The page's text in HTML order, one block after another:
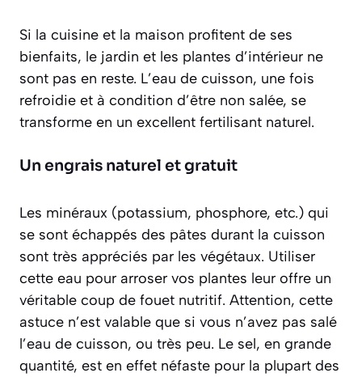
Si la cuisine et la maison profitent de ses
bienfaits, le jardin et les plantes d’intérieur ne
sont pas en reste. L’eau de cuisson, une fois
refroidie et à condition d’être non salée, se
transforme en un excellent fertilisant naturel.
Un engrais naturel et gratuit
Les minéraux (potassium, phosphore, etc.) qui
se sont échappés des pâtes durant la cuisson
sont très appréciés par les végétaux. Utiliser
cette eau pour arroser vos plantes leur offre un
véritable coup de fouet nutritif. Attention, cette
astuce n’est valable que si vous n’avez pas salé
l’eau de cuisson, ou très peu. Le sel, en grande
quantité, est en effet néfaste pour la plupart des